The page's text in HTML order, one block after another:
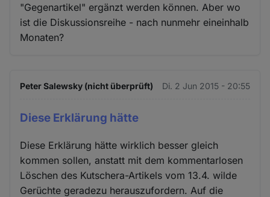
"Gegenartikel" ergänzt werden können. Aber wo
ist die Diskussionsreihe - nach nunmehr eineinhalb
Monaten?
Peter Salewsky (nicht überprüft) Di. 2 Jun 2015 - 20:55
Diese Erklärung hätte
Diese Erklärung hätte wirklich besser gleich
kommen sollen, anstatt mit dem kommentarlosen
Löschen des Kutschera-Artikels vom 13.4. wilde
Gerüchte geradezu herauszufordern. Auf die